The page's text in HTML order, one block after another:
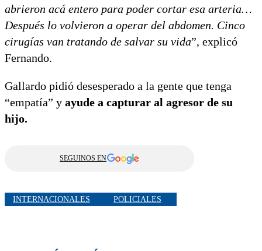
abrieron acá entero para poder cortar esa arteria…
Después lo volvieron a operar del abdomen. Cinco
cirugías van tratando de salvar su vida”, explicó
Fernando.
Gallardo pidió desesperado a la gente que tenga
“empatía” y ayude a capturar al agresor de su
hijo.
SEGUINOS EN
INTERNACIONALES POLICIALES